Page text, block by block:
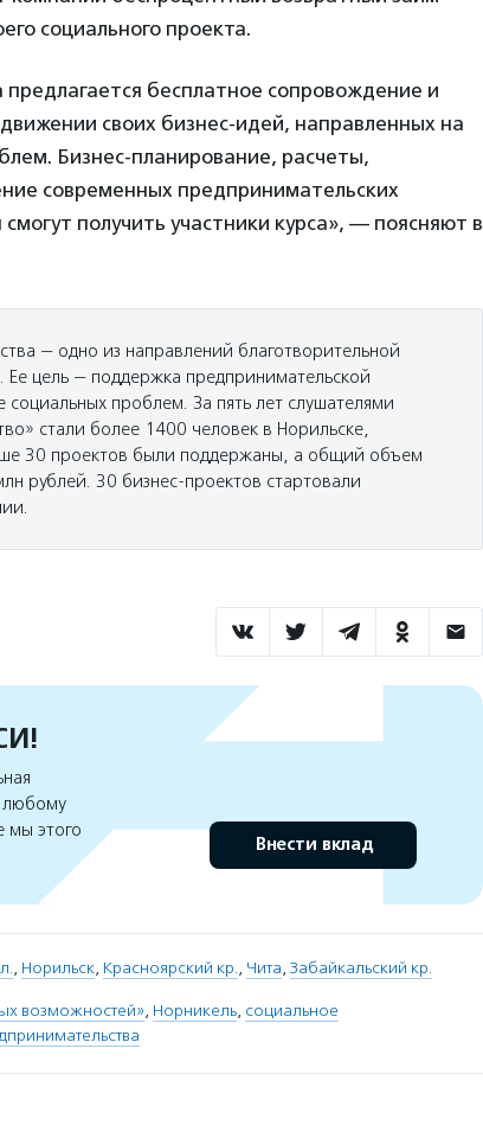
социального проекта.
бесплатное сопровождение и
своих бизнес-идей, направленных на
Бизнес-планирование, расчеты,
современных предпринимательских
получить участники курса», — поясняют в
— одно из направлений благотворительной
цель — поддержка предпринимательской
проблем. За пять лет слушателями
стали более 1400 человек в Норильске,
30 проектов были поддержаны, а общий объем
рублей. 30 бизнес-проектов стартовали
любому
мы этого
Внести вклад
, Норильск, Красноярский кр., Чита, Забайкальский кр.
возможностей», Норникель, социальное